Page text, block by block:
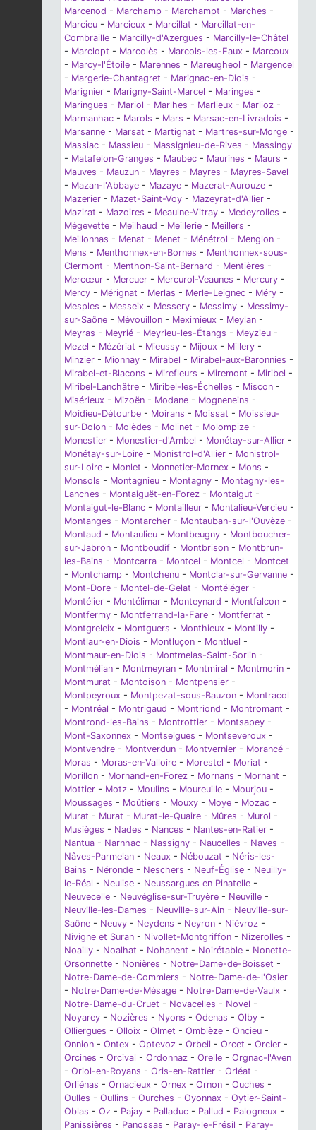
Marcenod - Marchamp - Marchampt - Marches -
Marcieu - Marcieux - Marcillat - Marcillat-en-
Combraille - Marcilly-d'Azergues - Marcilly-le-Châtel
- Marclopt - Marcolès - Marcols-les-Eaux - Marcoux
- Marcy-l'Étoile - Marennes - Mareugheol - Margencel
- Margerie-Chantagret - Marignac-en-Diois -
Marignier - Marigny-Saint-Marcel - Maringes -
Maringues - Mariol - Marlhes - Marlieux - Marlioz -
Marmanhac - Marols - Mars - Marsac-en-Livradois -
Marsanne - Marsat - Martignat - Martres-sur-Morge -
Massiac - Massieu - Massignieu-de-Rives - Massingy
- Matafelon-Granges - Maubec - Maurines - Maurs -
Mauves - Mauzun - Mayres - Mayres - Mayres-Savel
- Mazan-l'Abbaye - Mazaye - Mazerat-Aurouze -
Mazerier - Mazet-Saint-Voy - Mazeyrat-d'Allier -
Mazirat - Mazoires - Meaulne-Vitray - Medeyrolles -
Mégevette - Meilhaud - Meillerie - Meillers -
Meillonnas - Menat - Menet - Ménétrol - Menglon -
Mens - Menthonnex-en-Bornes - Menthonnex-sous-
Clermont - Menthon-Saint-Bernard - Mentières -
Mercœur - Mercuer - Mercurol-Veaunes - Mercury -
Mercy - Mérignat - Merlas - Merle-Leignec - Méry -
Mesples - Messeix - Messery - Messimy - Messimy-
sur-Saône - Mévouillon - Meximieux - Meylan -
Meyras - Meyrié - Meyrieu-les-Étangs - Meyzieu -
Mezel - Mézériat - Mieussy - Mijoux - Millery -
Minzier - Mionnay - Mirabel - Mirabel-aux-Baronnies -
Mirabel-et-Blacons - Mirefleurs - Miremont - Miribel -
Miribel-Lanchâtre - Miribel-les-Échelles - Miscon -
Misérieux - Mizoën - Modane - Mogneneins -
Moidieu-Détourbe - Moirans - Moissat - Moissieu-
sur-Dolon - Molèdes - Molinet - Molompize -
Monestier - Monestier-d'Ambel - Monétay-sur-Allier -
Monétay-sur-Loire - Monistrol-d'Allier - Monistrol-
sur-Loire - Monlet - Monnetier-Mornex - Mons -
Monsols - Montagnieu - Montagny - Montagny-les-
Lanches - Montaiguët-en-Forez - Montaigut -
Montaigut-le-Blanc - Montailleur - Montalieu-Vercieu -
Montanges - Montarcher - Montauban-sur-l'Ouvèze -
Montaud - Montaulieu - Montbeugny - Montboucher-
sur-Jabron - Montboudif - Montbrison - Montbrun-
les-Bains - Montcarra - Montcel - Montcel - Montcet
- Montchamp - Montchenu - Montclar-sur-Gervanne -
Mont-Dore - Montel-de-Gelat - Montéléger -
Montélier - Montélimar - Monteynard - Montfalcon -
Montfermy - Montferrand-la-Fare - Montferrat -
Montgreleix - Montguers - Monthieux - Montilly -
Montlaur-en-Diois - Montluçon - Montluel -
Montmaur-en-Diois - Montmelas-Saint-Sorlin -
Montmélian - Montmeyran - Montmiral - Montmorin -
Montmurat - Montoison - Montpensier -
Montpeyroux - Montpezat-sous-Bauzon - Montracol
- Montréal - Montrigaud - Montriond - Montromant -
Montrond-les-Bains - Montrottier - Montsapey -
Mont-Saxonnex - Montselgues - Montseveroux -
Montvendre - Montverdun - Montvernier - Morancé -
Moras - Moras-en-Valloire - Morestel - Moriat -
Morillon - Mornand-en-Forez - Mornans - Mornant -
Mottier - Motz - Moulins - Moureuille - Mourjou -
Moussages - Moûtiers - Mouxy - Moye - Mozac -
Murat - Murat - Murat-le-Quaire - Mûres - Murol -
Musièges - Nades - Nances - Nantes-en-Ratier -
Nantua - Narnhac - Nassigny - Naucelles - Naves -
Nâves-Parmelan - Neaux - Nébouzat - Néris-les-
Bains - Néronde - Neschers - Neuf-Église - Neuilly-
le-Réal - Neulise - Neussargues en Pinatelle -
Neuvecelle - Neuvéglise-sur-Truyère - Neuville -
Neuville-les-Dames - Neuville-sur-Ain - Neuville-sur-
Saône - Neuvy - Neydens - Neyron - Niévroz -
Nivigne et Suran - Nivollet-Montgriffon - Nizerolles -
Noailly - Noalhat - Nohanent - Noirétable - Nonette-
Orsonnette - Nonières - Notre-Dame-de-Boisset -
Notre-Dame-de-Commiers - Notre-Dame-de-l'Osier
- Notre-Dame-de-Mésage - Notre-Dame-de-Vaulx -
Notre-Dame-du-Cruet - Novacelles - Novel -
Noyarey - Nozières - Nyons - Odenas - Olby -
Olliergues - Olloix - Olmet - Omblèze - Oncieu -
Onnion - Ontex - Optevoz - Orbeil - Orcet - Orcier -
Orcines - Orcival - Ordonnaz - Orelle - Orgnac-l'Aven
- Oriol-en-Royans - Oris-en-Rattier - Orléat -
Orliénas - Ornacieux - Ornex - Ornon - Ouches -
Oulles - Oullins - Ourches - Oyonnax - Oytier-Saint-
Oblas - Oz - Pajay - Palladuc - Pallud - Palogneux -
Panissières - Panossas - Paray-le-Frésil - Paray-